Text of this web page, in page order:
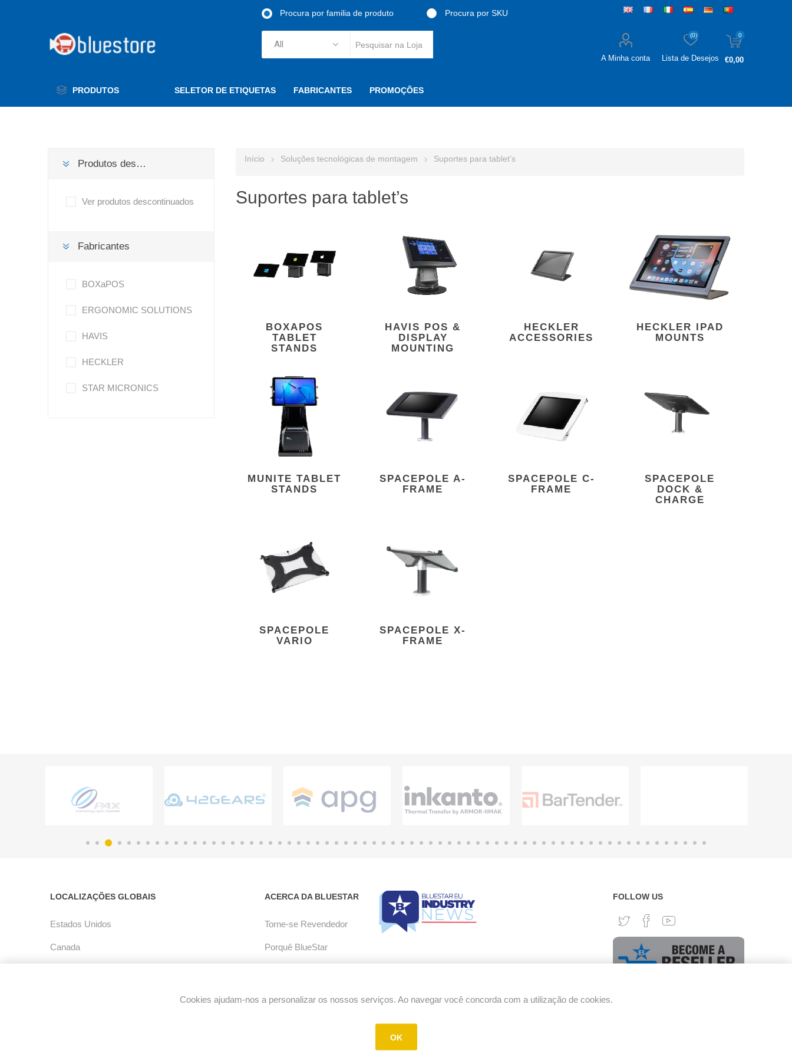
Procura por familia de produto Procura por SKU
A Minha conta Lista de Desejos
(0) 0
€0,00
PRODUTOS SELETOR DE ETIQUETAS FABRICANTES PROMOÇÕES
Início Soluções tecnológicas de montagem Suportes para tablet’s
Suportes para tablet’s
BOXAPOS
TABLET
STANDS
HAVIS POS &
DISPLAY
MOUNTING
HECKLER
ACCESSORIES
HECKLER IPAD
MOUNTS
MUNITE TABLET
STANDS
SPACEPOLE A-
FRAME
SPACEPOLE C-
FRAME
SPACEPOLE
DOCK &
CHARGE
SPACEPOLE
VARIO
SPACEPOLE X-
FRAME
Produtos descontinuados
Ver produtos descontinuados
Fabricantes
BOXaPOS
ERGONOMIC SOLUTIONS
HAVIS
HECKLER
STAR MICRONICS
LOCALIZAÇÕES GLOBAIS
Estados Unidos
Canada
ACERCA DA BLUESTAR
Torne-se Revendedor
Porquê BlueStar
FOLLOW US
Cookies ajudam-nos a personalizar os nossos serviços. Ao navegar você concorda com a utilização de cookies.
OK